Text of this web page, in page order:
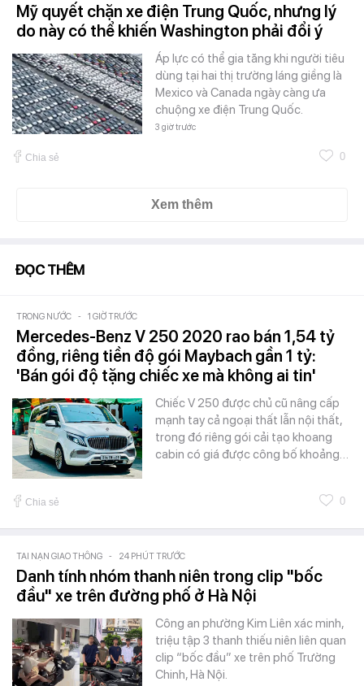
Mỹ quyết chặn xe điện Trung Quốc, nhưng lý
do này có thể khiến Washington phải đổi ý
Áp lực có thể gia tăng khi người tiêu
dùng tại hai thị trường láng giềng là
Mexico và Canada ngày càng ưa
chuộng xe điện Trung Quốc.
3 giờ trước
Chia sẻ 0
Xem thêm
ĐỌC THÊM
TRONG NƯỚC - 1 GIỜ TRƯỚC
Mercedes-Benz V 250 2020 rao bán 1,54 tỷ
đồng, riêng tiền độ gói Maybach gần 1 tỷ:
'Bán gói độ tặng chiếc xe mà không ai tin'
Chiếc V 250 được chủ cũ nâng cấp
mạnh tay cả ngoại thất lẫn nội thất,
trong đó riêng gói cải tạo khoang
cabin có giá được công bố khoảng…
Chia sẻ 0
TAI NẠN GIAO THÔNG - 24 PHÚT TRƯỚC
Danh tính nhóm thanh niên trong clip "bốc
đầu" xe trên đường phố ở Hà Nội
Công an phường Kim Liên xác minh,
triệu tập 3 thanh thiếu niên liên quan
clip “bốc đầu” xe trên phố Trường
Chinh, Hà Nội.